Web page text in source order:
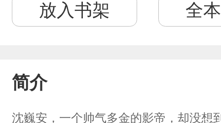
放入书架 全
简介
沈巍安，一个帅气多金的影帝，却没想